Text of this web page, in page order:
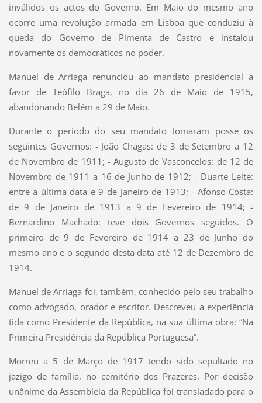
inválidos os actos do Governo. Em Maio do mesmo ano
ocorre uma revolução armada em Lisboa que conduziu à
queda do Governo de Pimenta de Castro e instalou
novamente os democráticos no poder.
Manuel de Arriaga renunciou ao mandato presidencial a
favor de Teófilo Braga, no dia 26 de Maio de 1915,
abandonando Belém a 29 de Maio.
Durante o período do seu mandato tomaram posse os
seguintes Governos: - João Chagas: de 3 de Setembro a 12
de Novembro de 1911; - Augusto de Vasconcelos: de 12 de
Novembro de 1911 a 16 de Junho de 1912; - Duarte Leite:
entre a última data e 9 de Janeiro de 1913; - Afonso Costa:
de 9 de Janeiro de 1913 a 9 de Fevereiro de 1914; -
Bernardino Machado: teve dois Governos seguidos. O
primeiro de 9 de Fevereiro de 1914 a 23 de Junho do
mesmo ano e o segundo desta data até 12 de Dezembro de
1914.
Manuel de Arriaga foi, também, conhecido pelo seu trabalho
como advogado, orador e escritor. Descreveu a experiência
tida como Presidente da República, na sua última obra: “Na
Primeira Presidência da República Portuguesa”.
Morreu a 5 de Março de 1917 tendo sido sepultado no
jazigo de família, no cemitério dos Prazeres. Por decisão
unânime da Assembleia da República foi transladado para o